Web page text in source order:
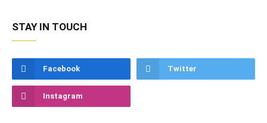
STAY IN TOUCH
Facebook Twitter
Instagram